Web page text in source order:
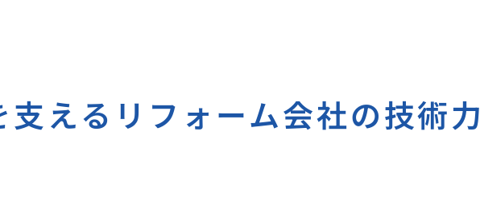
えるリフォーム会社の技術力